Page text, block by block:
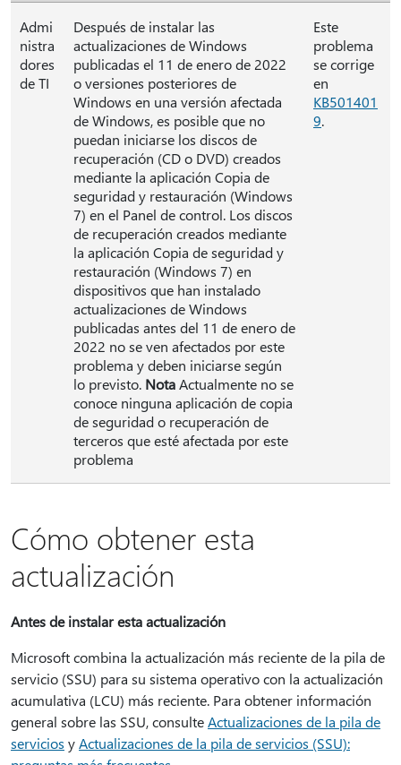
Admi
nistra
dores
de TI
Después de instalar las
actualizaciones de Windows
publicadas el 11 de enero de 2022
o versiones posteriores de
Windows en una versión afectada
de Windows, es posible que no
puedan iniciarse los discos de
recuperación (CD o DVD) creados
mediante la aplicación Copia de
seguridad y restauración (Windows
7) en el Panel de control. Los discos
de recuperación creados mediante
la aplicación Copia de seguridad y
restauración (Windows 7) en
dispositivos que han instalado
actualizaciones de Windows
publicadas antes del 11 de enero de
2022 no se ven afectados por este
problema y deben iniciarse según
lo previsto. NotaActualmente no se
conoce ninguna aplicación de copia
de seguridad o recuperación de
terceros que esté afectada por este
problema
Este
problema
se corrige
en
KB501401
9.
Cómo obtener esta
actualización
Antes de instalar esta actualización
Microsoft combina la actualización más reciente de la pila de
servicio (SSU) para su sistema operativo con la actualización
acumulativa (LCU) más reciente. Para obtener información
general sobre las SSU, consulteActualizaciones de la pila de
servicios yActualizaciones de la pila de servicios (SSU):